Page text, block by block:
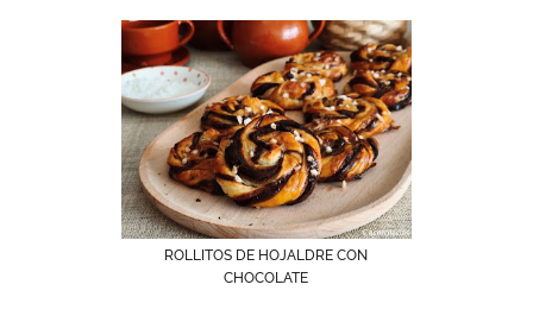
ROLLITOS DE HOJALDRE CON
CHOCOLATE